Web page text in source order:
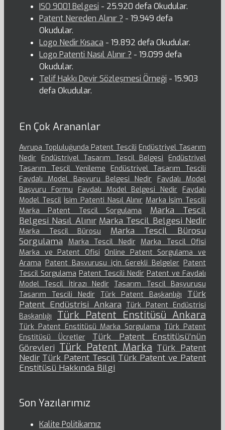
ISO 9001 Belgesi - 25.920 defa Okudular.
Patent Nereden Alınır ? - 19.949 defa
Okudular.
Logo Nedir Kısaca - 19.892 defa Okudular.
Logo Patenti Nasıl Alınır ? - 19.099 defa
Okudular.
Telif Hakkı Devir Sözleşmesi Örneği - 15.903
defa Okudular.
En Çok Arananlar
Avrupa Topluluğunda Patent Tescili Endüstriyel Tasarım
Nedir Endüstriyel Tasarım Tescil Belgesi
Endüstriyel
Tasarım Tescil Yenileme
Endüstriyel Tasarım Tescili
Faydalı Model Başvuru Belgesi Nedir
Faydalı Model
Başvuru Formu
Faydalı Model Belgesi Nedir Faydalı
Model Tescil İsim Patenti Nasıl Alınır Marka İsim Tescili
Marka Patent Tescil Sorgulama
Marka Tescil
Belgesi Nasıl Alınır Marka Tescil Belgesi Nedir
Marka Tescil Bürosu
Marka Tescil Bürosu
Sorgulama
Marka Tescil Nedir Marka Tescil Ofisi
Marka ve Patent Ofisi Online Patent Sorgulama ve
Arama Patent Başvurusu için Gerekli Belgeler Patent
Tescil Sorgulama Patent Tescili Nedir Patent ve Faydalı
Model Tescil İtirazı Nedir Tasarım Tescil Başvurusu
Tasarım Tescili Nedir
Türk Patent Başkanlığı
Türk
Patent Endüstrisi Ankara Türk Patent Endüstrisi
Başkanlığı
Türk Patent Enstitüsü Ankara
Türk Patent Enstitüsü Marka Sorgulama Türk Patent
Enstitüsü Ücretler
Türk Patent Enstitüsü’nün
Görevleri Türk Patent Marka Türk Patent
Nedir Türk Patent Tescil Türk Patent ve Patent
Enstitüsü Hakkında Bilgi
Son Yazılarımız
Kalite Politikamız